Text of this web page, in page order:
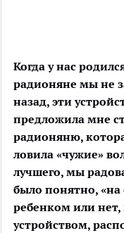
Когда у нас
радионяне мы не
назад, эти
предложила мне
радионяню,
ловила «чужие»
лучшего, мы
было понятно,
ребенком или
устройством,